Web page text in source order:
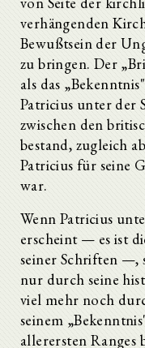
verhängenden
Bewußtsein der
zu bringen. Der
als das
Patricius unter der
zwischen den
bestand, zugleich
Patricius für seine
war.
Wenn Patricius
erscheint — es ist
seiner Schriften —,
nur durch seine
viel mehr noch
seinem
allerersten Ranges